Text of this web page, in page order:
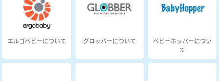
エルゴベビーについて グロッバーについて
ベビーホッパーについ
て